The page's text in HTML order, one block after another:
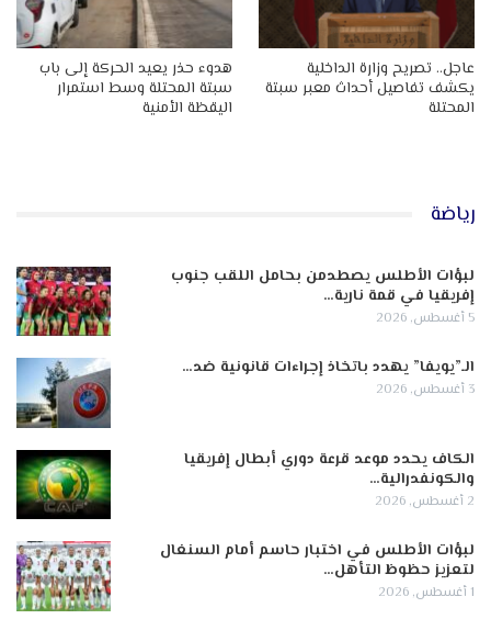
عاجل.. تصريح وزارة الداخلية
يكشف تفاصيل أحداث معبر سبتة
المحتلة
هدوء حذر يعيد الحركة إلى باب
سبتة المحتلة وسط استمرار
اليقظة الأمنية
رياضة
لبؤات الأطلس يصطدمن بحامل اللقب جنوب
إفريقيا في قمة نارية…
5 أغسطس, 2026
الـ”يويفا” يهدد باتخاذ إجراءات قانونية ضد…
3 أغسطس, 2026
الكاف يحدد موعد قرعة دوري أبطال إفريقيا
والكونفدرالية…
2 أغسطس, 2026
لبؤات الأطلس في اختبار حاسم أمام السنغال
لتعزيز حظوظ التأهل…
1 أغسطس, 2026